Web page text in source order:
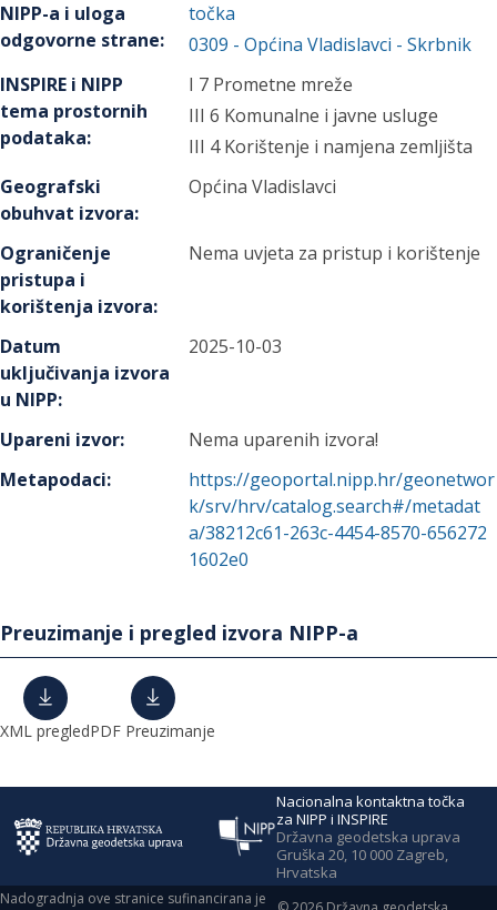
NIPP-a i uloga
odgovorne strane:
točka
0309 -Općina Vladislavci - Skrbnik
INSPIRE i NIPP
tema prostornih
podataka:
I 7 Prometne mreže
III 6 Komunalne i javne usluge
III 4 Korištenje i namjena zemljišta
Geografski
obuhvat izvora:
Općina Vladislavci
Ograničenje
pristupa i
korištenja izvora:
Nema uvjeta za pristup i korištenje
Datum
uključivanja izvora
u NIPP:
2025-10-03
Upareni izvor:
Nema uparenih izvora!
Metapodaci:
https://geoportal.nipp.hr/geonetwor
k/srv/hrv/catalog.search#/metadat
a/38212c61-263c-4454-8570-656272
1602e0
Preuzimanje i pregled izvora NIPP-a
XML pregledPDF Preuzimanje
Nacionalna kontaktna točka
za NIPP i INSPIRE
Državna geodetska uprava
Gruška 20, 10 000 Zagreb,
Hrvatska
Nadogradnja ove stranice sufinancirana je